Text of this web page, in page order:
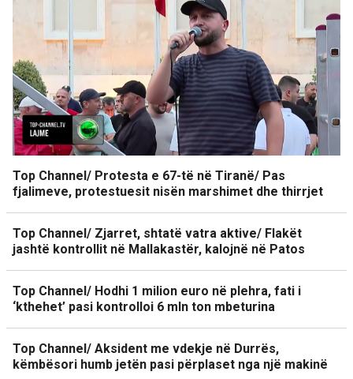
Top Channel/ Protesta e 67-të në Tiranë/ Pas
fjalimeve, protestuesit nisën marshimet dhe thirrjet
Top Channel/ Zjarret, shtatë vatra aktive/ Flakët
jashtë kontrollit në Mallakastër, kalojnë në Patos
Top Channel/ Hodhi 1 milion euro në plehra, fati i
‘kthehet’ pasi kontrolloi 6 mln ton mbeturina
Top Channel/ Aksident me vdekje në Durrës,
këmbësori humb jetën pasi përplaset nga një makinë